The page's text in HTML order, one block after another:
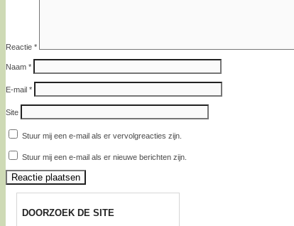
Reactie *
Naam *
E-mail *
Site
Stuur mij een e-mail als er vervolgreacties zijn.
Stuur mij een e-mail als er nieuwe berichten zijn.
DOORZOEK DE SITE